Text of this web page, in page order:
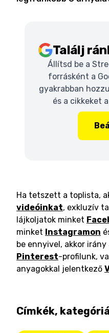
Találj
Állítsd be a
forrásként a
gyakrabban
és a cikkeket
Ha tetszett a toplista,
videóinkat, exkluzív
lájkoljatok minket
minket Instagramon
be ennyivel, akkor
Pinterest-profilunk,
anyagokkal jelentkező
Címkék,